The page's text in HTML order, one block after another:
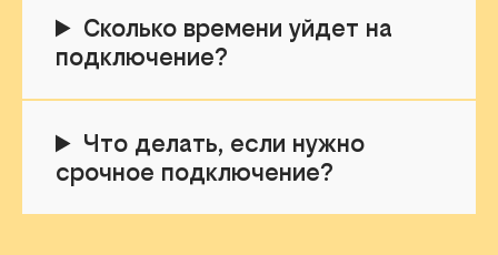
Сколько времени уйдет на
подключение?
Что делать, если нужно
срочное подключение?